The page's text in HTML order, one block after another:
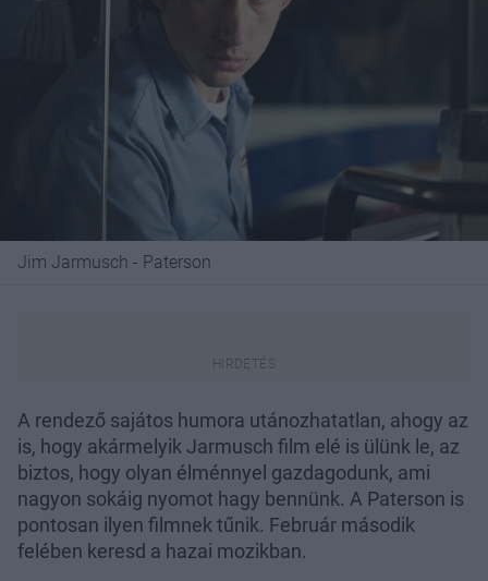
Jim Jarmusch - Paterson
A rendező sajátos humora utánozhatatlan, ahogy az
is, hogy akármelyik Jarmusch film elé is ülünk le, az
biztos, hogy olyan élménnyel gazdagodunk, ami
nagyon sokáig nyomot hagy bennünk. A Paterson is
pontosan ilyen filmnek tűnik. Február második
felében keresd a hazai mozikban.